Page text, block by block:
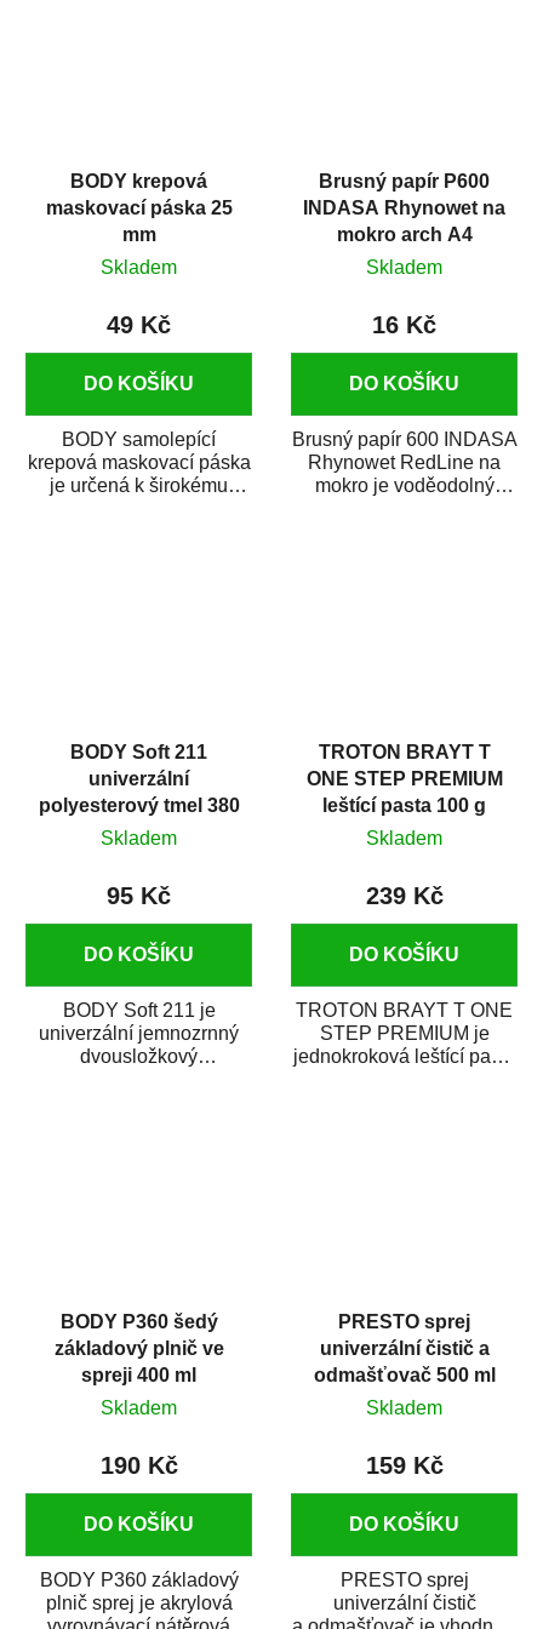
BODY krepová
maskovací páska 25
mm
Skladem
49 Kč
DO KOŠÍKU
BODY samolepící
krepová maskovací páska
je určená k širokému
Brusný papír P600
INDASA Rhynowet na
mokro arch A4
Skladem
16 Kč
DO KOŠÍKU
Brusný papír 600 INDASA
Rhynowet RedLine na
mokro je voděodolný
BODY Soft 211
univerzální
polyesterový tmel 380
g
Skladem
95 Kč
DO KOŠÍKU
BODY Soft 211 je
univerzální jemnozrnný
dvousložkový
TROTON BRAYT T
ONE STEP PREMIUM
leštící pasta 100 g
Skladem
239 Kč
DO KOŠÍKU
TROTON BRAYT T ONE
STEP PREMIUM je
jednokroková leštící pasta
BODY P360 šedý
základový plnič ve
spreji 400 ml
Skladem
190 Kč
DO KOŠÍKU
BODY P360 základový
plnič sprej je akrylová
PRESTO sprej
univerzální čistič a
odmašťovač 500 ml
Skladem
159 Kč
DO KOŠÍKU
PRESTO sprej
univerzální čistič